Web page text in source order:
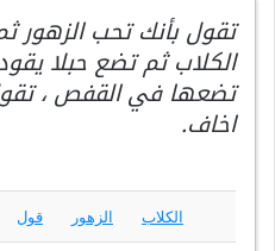
تقول بأنك تحب الزهور
الكلاب ثم تضع حبلا
تضعها في القفص ،
اخاف.
الكلاب الزهور قول